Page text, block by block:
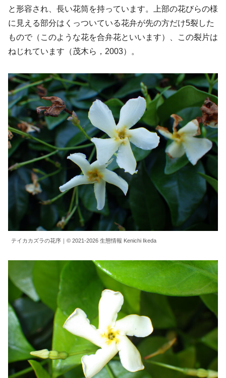
と形容され、長い花筒を持っています。上部の花びらの様
に見える部分はくっついている花弁が先の方だけ5裂した
もので（このような花を合弁花といいます）、この裂片は
ねじれています（茂木ら，2003）。
テイカカズラの花序｜© 2021-2026 生態情報 Kenichi Ikeda